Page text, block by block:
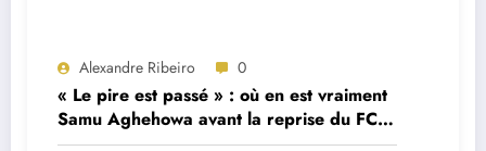
Alexandre Ribeiro 0
« Le pire est passé » : où en est vraiment
Samu Aghehowa avant la reprise du FC
Porto ?